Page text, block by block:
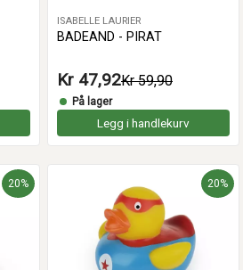
ISABELLE LAURIER
BADEAND - PIRAT
Kr 47,92Kr 59,90
På lager
Legg i handlekurv
20% 20%